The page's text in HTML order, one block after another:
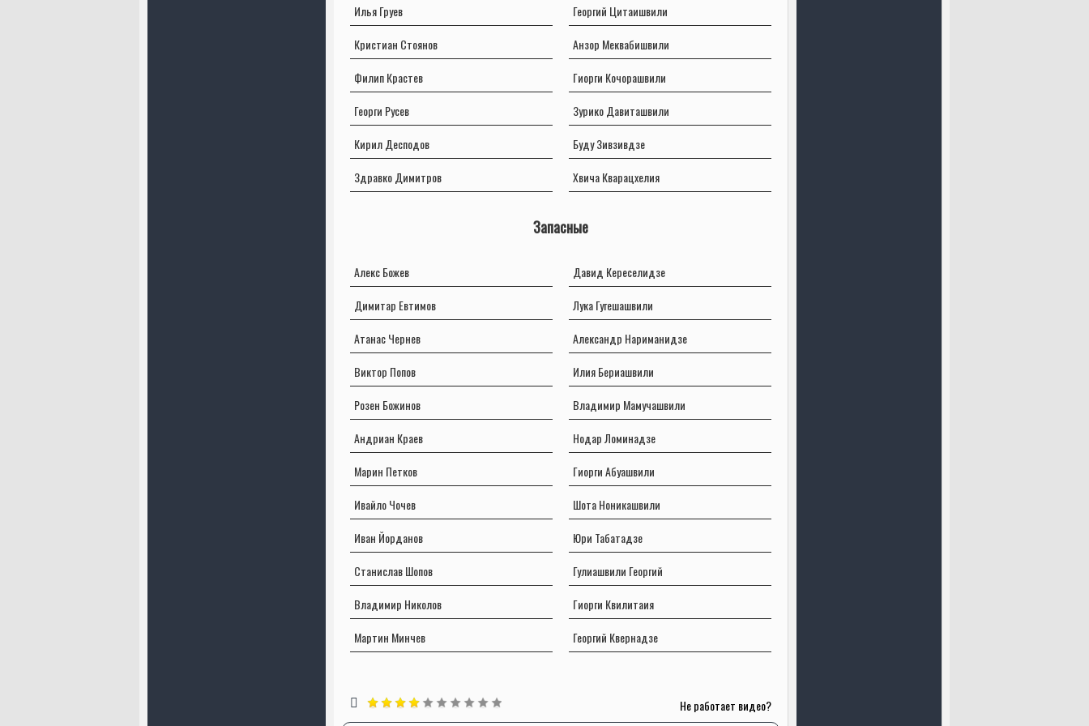
Илья Груев
Кристиан Стоянов
Филип Крастев
Георги Русев
Кирил Десподов
Здравко Димитров
Георгий Цитаишвили
Анзор Меквабишвили
Гиорги Кочорашвили
Зурико Давиташвили
Буду Зивзивдзе
Хвича Кварацхелия
Запасные
Алекс Божев
Димитар Евтимов
Атанас Чернев
Виктор Попов
Розен Божинов
Андриан Краев
Марин Петков
Ивайло Чочев
Иван Йорданов
Станислав Шопов
Владимир Николов
Мартин Минчев
Давид Кереселидзе
Лука Гугешашвили
Александр Нариманидзе
Илия Бериашвили
Владимир Мамучашвили
Нодар Ломинадзе
Гиорги Абуашвили
Шота Ноникашвили
Юри Табатадзе
Гулиашвили Георгий
Гиорги Квилитаия
Георгий Квернадзе
Не работает видео?